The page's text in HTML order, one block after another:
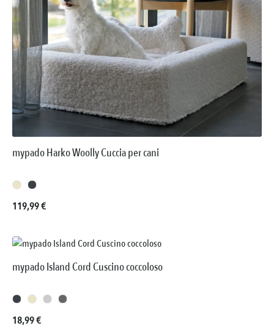
mypado Harko Woolly Cuccia per cani
Prezzo normale:
119,99 €
mypado Island Cord Cuscino coccoloso
Prezzo normale:
18,99 €